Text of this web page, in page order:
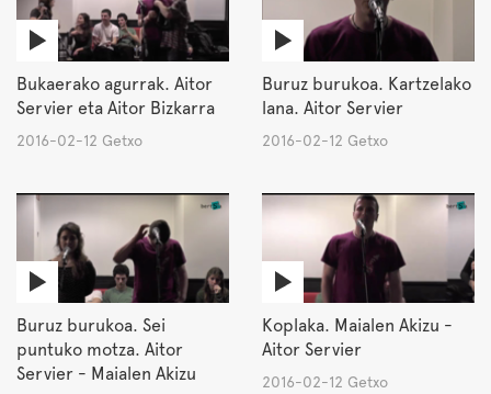
Bukaerako agurrak. Aitor
Servier eta Aitor Bizkarra
2016-02-12 Getxo
Buruz burukoa. Kartzelako
lana. Aitor Servier
2016-02-12 Getxo
Buruz burukoa. Sei
puntuko motza. Aitor
Servier - Maialen Akizu
Koplaka. Maialen Akizu -
Aitor Servier
2016-02-12 Getxo